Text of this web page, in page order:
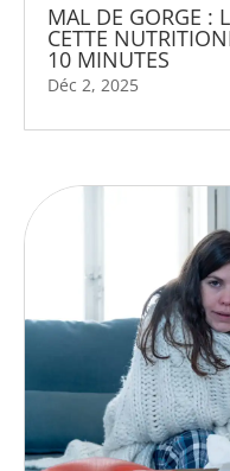
MAL DE GORGE :
CETTE
10 MINUTES
Déc 2, 2025